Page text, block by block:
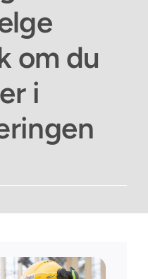
om du
i